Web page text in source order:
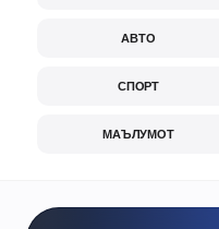
АВТО
СПОРТ
МАЪЛУМОТ